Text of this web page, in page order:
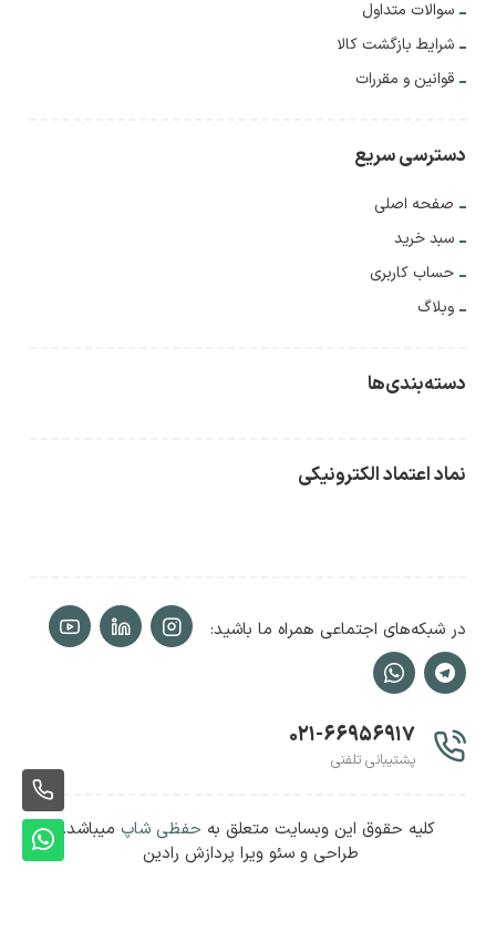
سوالات متداول
شرایط بازگشت کالا
قوانین و مقررات
دسترسی سریع
صفحه اصلی
سبد خرید
حساب کاربری
وبلاگ
دسته‌بندی‌ها
نماد اعتماد الکترونیکی
در شبکه‌های اجتماعی همراه ما باشید:
۰۲۱-۶۶۹۵۶۹۱۷
پشتیبانی تلفنی
کلیه حقوق این وبسایت متعلق به حفظی شاپ میباشد.
طراحی و سئو ویرا پردازش رادین